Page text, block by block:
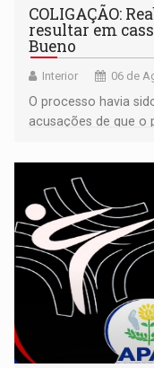
COLIGAÇÃO:
resultar em
Bueno
Interior 06 de
O processo havia
acusações de que o